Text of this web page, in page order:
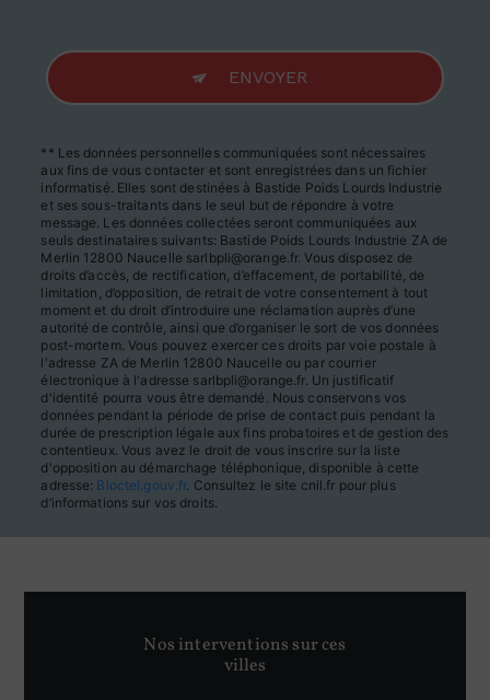
ENVOYER
** Les données personnelles communiquées sont nécessaires
aux fins de vous contacter et sont enregistrées dans un fichier
informatisé. Elles sont destinées à Bastide Poids Lourds Industrie
et ses sous-traitants dans le seul but de répondre à votre
message. Les données collectées seront communiquées aux
seuls destinataires suivants: Bastide Poids Lourds Industrie ZA de
Merlin 12800 Naucelle sarlbpli@orange.fr. Vous disposez de
droits d’accès, de rectification, d’effacement, de portabilité, de
limitation, d’opposition, de retrait de votre consentement à tout
moment et du droit d’introduire une réclamation auprès d’une
autorité de contrôle, ainsi que d’organiser le sort de vos données
post-mortem. Vous pouvez exercer ces droits par voie postale à
l'adresse ZA de Merlin 12800 Naucelle ou par courrier
électronique à l'adresse sarlbpli@orange.fr. Un justificatif
d'identité pourra vous être demandé. Nous conservons vos
données pendant la période de prise de contact puis pendant la
durée de prescription légale aux fins probatoires et de gestion des
contentieux. Vous avez le droit de vous inscrire sur la liste
d'opposition au démarchage téléphonique, disponible à cette
adresse: Bloctel.gouv.fr. Consultez le site cnil.fr pour plus
d’informations sur vos droits.
Nos interventions sur ces
villes